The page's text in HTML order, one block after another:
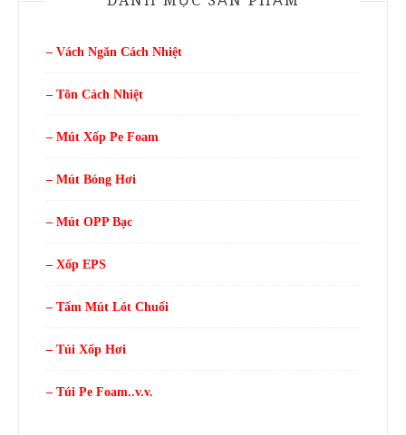
– Vách Ngăn Cách Nhiệt
– Tôn Cách Nhiệt
– Mút Xốp Pe Foam
– Mút Bóng Hơi
– Mút OPP Bạc
– Xốp EPS
– Tấm Mút Lót Chuối
– Túi Xốp Hơi
– Túi Pe Foam..v.v.